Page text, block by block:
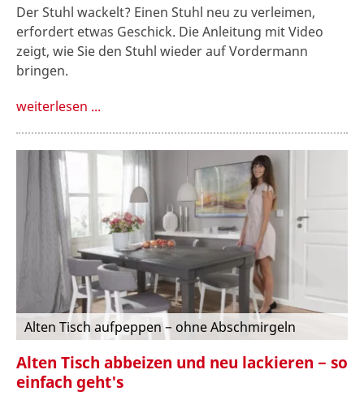
Der Stuhl wackelt? Einen Stuhl neu zu verleimen,
erfordert etwas Geschick. Die Anleitung mit Video
zeigt, wie Sie den Stuhl wieder auf Vordermann
bringen.
weiterlesen ...
Alten Tisch aufpeppen − ohne Abschmirgeln
Alten Tisch abbeizen und neu lackieren − so
einfach geht's